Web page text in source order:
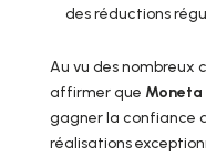
des réductions
Au vu des nombreux
affirmer que
gagner la confiance
réalisations